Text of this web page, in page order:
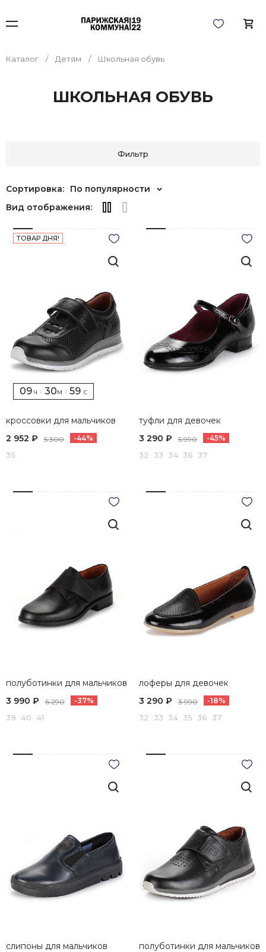
Каталог Детям Школьная обувь
ШКОЛЬНАЯ ОБУВЬ
Фильтр
Сортировка:
По популярности
Вид отображения:
ТОВАР ДНЯ!
58 С
:
09 Ч : 30М
кроссовки для мальчиков
2 952 ₽
5 300 -44%
35
туфли для девочек
3 290 ₽
5 990 -45%
32 33 34 36 37
полуботинки для мальчиков
3 990 ₽
6 290 -37%
39 40 41
лоферы для девочек
3 290 ₽
3 990 -18%
32 33 34 35 36 37
слипоны для мальчиков
полуботинки для мальчиков